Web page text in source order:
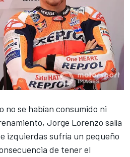
no se habían consumido ni
Jorge Lorenzo salía
izquierdas sufría un pequeño
de tener el